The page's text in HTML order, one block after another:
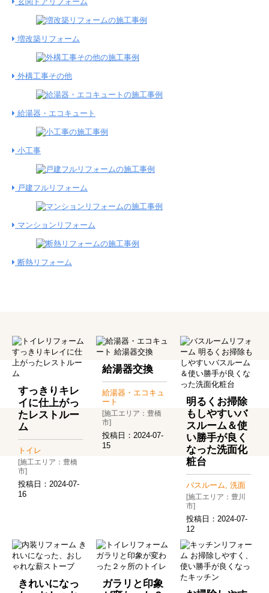
増改築リフォーム
外構工事その他
給湯器・エコキュート
小工事
戸建フルリフォーム
マンションリフォーム
断熱リフォーム
すっきりキレ
イに仕上がっ
たレストルー
ム
トイレ
[施工エリア：豊橋
市]
投稿日： 2024-07-
16
給湯器交換
給湯器・エコキュ
ート
[施工エリア：豊橋
市]
投稿日： 2024-07-
15
明るくお掃除
もしやすいバ
スルーム＆使
い勝手が良く
なった洗面化
粧台
バスルーム, 洗面
[施工エリア：豊川
市]
投稿日： 2024-07-
12
きれいになっ
ガラリと印象